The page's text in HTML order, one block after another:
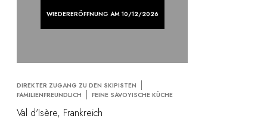
WIEDERERÖFFNUNG AM 10/12/2026
DIREKTER ZUGANG ZU DEN SKIPISTEN
FAMILIENFREUNDLICH
FEINE SAVOYISCHE KÜCHE
Val d'Isère, Frankreich